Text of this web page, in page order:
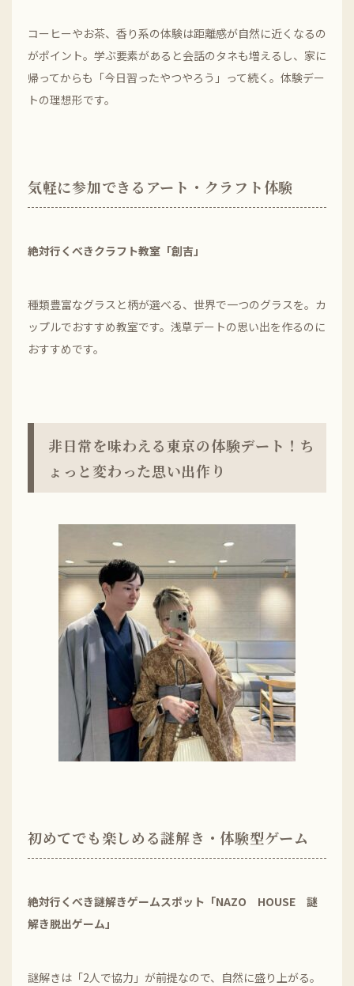
コーヒーやお茶、香り系の体験は距離感が自然に近くなるの
がポイント。学ぶ要素があると会話のタネも増えるし、家に
帰ってからも「今日習ったやつやろう」って続く。体験デー
トの理想形です。
気軽に参加できるアート・クラフト体験
絶対行くべきクラフト教室「創吉」
種類豊富なグラスと柄が選べる、世界で一つのグラスを。カ
ップルでおすすめ教室です。浅草デートの思い出を作るのに
おすすめです。
非日常を味わえる東京の体験デート！ち
ょっと変わった思い出作り
初めてでも楽しめる謎解き・体験型ゲーム
絶対行くべき謎解きゲームスポット「NAZO HOUSE 謎
解き脱出ゲーム」
謎解きは「2人で協力」が前提なので、自然に盛り上がる。